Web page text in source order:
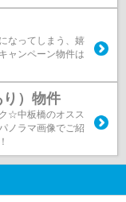
なってしまう、嬉
ャンペーン物件は
）物件
☆中板橋のオスス
ノラマ画像でご紹